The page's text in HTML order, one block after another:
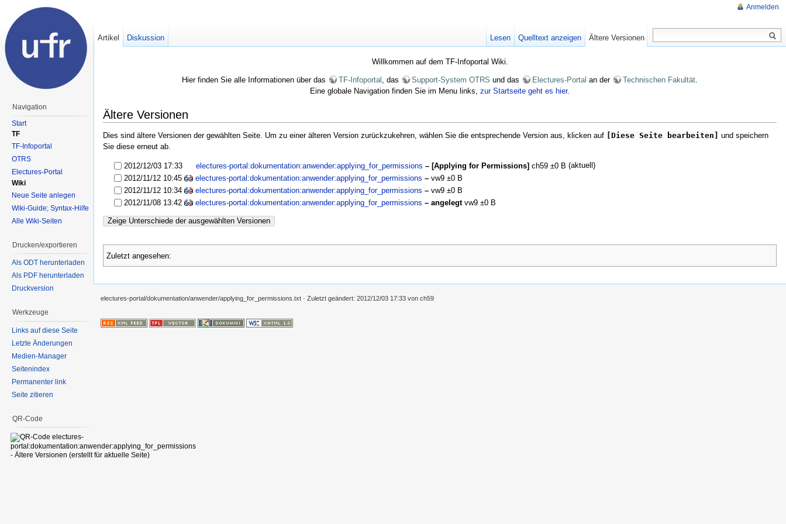
Willkommen auf dem TF-Infoportal Wiki.
Hier finden Sie alle Informationen über das TF-Infoportal , das Support-System OTRS und das Electures-Portal an der Technischen Fakultät
Eine globale Navigation finden Sie im Menu links, zur Startseite geht es hier.
Ältere Versionen
Dies sind ältere Versionen der gewählten Seite. Um zu einer älteren Version zurückzukehren, wählen Sie die entsprechende Version aus, klicken auf [Diese Seite bearbeiten]
und speichern
Sie diese erneut ab.
2012/12/03 17:33 electures-portal:dokumentation:anwender:applying_for_permissions – [Applying for Permissions]ch59 ±0 B (aktuell)
2012/11/12 10:45
electures-portal:dokumentation:anwender:applying_for_permissions –vw9 ±0 B
2012/11/12 10:34
electures-portal:dokumentation:anwender:applying_for_permissions –vw9 ±0 B
2012/11/08 13:42
electures-portal:dokumentation:anwender:applying_for_permissions – angelegt vw9 ±0 B
Zeige Unterschiede der ausgewählten Versionen
Zuletzt angesehen:
Anmelden
Artikel Diskussion Lesen Quelltext anzeigen Ältere Versionen
Navigation
Start
TF
TF-Infoportal
OTRS
Electures-Portal
Wiki
Neue Seite anlegen
Wiki-Guide; Syntax-Hilfe
Alle Wiki-Seiten
Drucken/exportieren
Als ODT herunterladen
Als PDF herunterladen
Druckversion
Werkzeuge
Links auf diese Seite
Letzte Änderungen
Medien-Manager
Seitenindex
Permanenter link
Seite zitieren
QR-Code
electures-portal/dokumentation/anwender/applying_for_permissions.txt · Zuletzt geändert: 2012/12/03 17:33 von ch59